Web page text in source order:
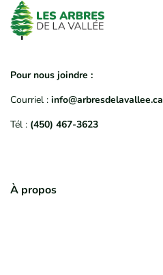
Pour nous joindre :
Courriel : info@arbresdelavallee.ca
Tél : (450) 467-3623
À propos